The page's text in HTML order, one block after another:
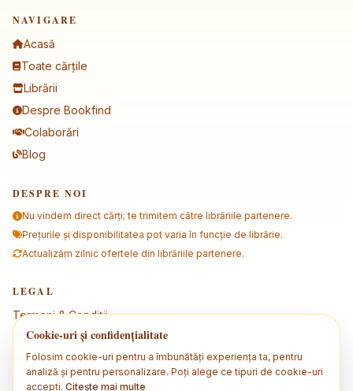
NAVIGARE
Acasă
Toate cărțile
Librării
Despre Bookfind
Colaborări
Blog
DESPRE NOI
Nu vindem direct cărți; te trimitem către librăriile partenere.
Prețurile și disponibilitatea pot varia în funcție de librărie.
Actualizăm zilnic ofertele din librăriile partenere.
LEGAL
Termeni & Condiții
Politica de confidențialitate
Politica de cookies
Cookie-uri și confidențialitate
Folosim cookie-uri pentru a îmbunătăți experiența ta, pentru
analiză și pentru personalizare. Poți alege ce tipuri de cookie-uri
accepti. Citește mai multe